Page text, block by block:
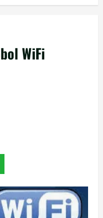
WiFi